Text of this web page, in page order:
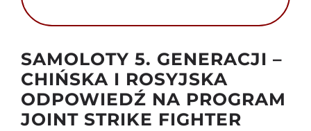
KONTAKT
SAMOLOTY 5. GENERACJI –
CHIŃSKA I ROSYJSKA
ODPOWIEDŹ NA PROGRAM
JOINT STRIKE FIGHTER